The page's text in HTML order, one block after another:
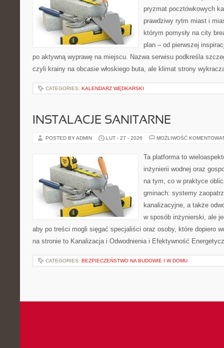
pryzmat pocztówkowych
prawdziwy rytm miast i
którym pomysły na city
plan – od pierwszej
po aktywną wyprawę na miejscu. Nazwa serwisu podkreśla
czyli krainy na obcasie włoskiego buta, ale klimat strony
CATEGORIES: KALENDARZ WĘDKARSKI
INSTALACJE SANITARNE
POSTED BY ADMIN LUT - 27 - 2026 MOŻLIWOŚĆ
Ta platforma to
inżynierii wodnej oraz
na tym, co w praktyce
gminach: systemy
kanalizacyjne, a także
w sposób inżynierski, ale
aby po treści mogli sięgać specjaliści oraz osoby, które dopiero
na stronie to Kanalizacja i Odwodnienia i Efektywność
CATEGORIES: BEZPIECZEŃSTWO NA BUDOWIE I W DOMU